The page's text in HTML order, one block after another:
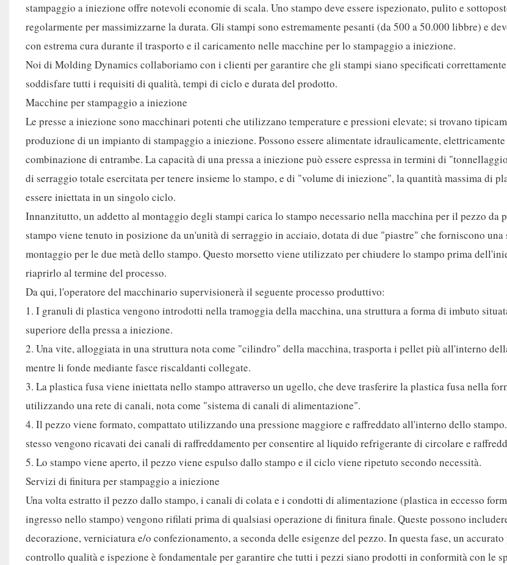
stampaggio a iniezione offre notevoli economie di scala. Uno stampo deve essere ispezionato, pulito e
regolarmente per massimizzarne la durata. Gli stampi sono estremamente pesanti (da 500 a 50.000 libbre) e
con estrema cura durante il trasporto e il caricamento nelle macchine per lo stampaggio a iniezione.
Noi di Molding Dynamics collaboriamo con i clienti per garantire che gli stampi siano specificati
soddisfare tutti i requisiti di qualità, tempi di ciclo e durata del prodotto.
Macchine per stampaggio a iniezione
Le presse a iniezione sono macchinari potenti che utilizzano temperature e pressioni elevate; si trovano
produzione di un impianto di stampaggio a iniezione. Possono essere alimentate idraulicamente,
combinazione di entrambe. La capacità di una pressa a iniezione può essere espressa in termini di
di serraggio totale esercitata per tenere insieme lo stampo, e di "volume di iniezione", la quantità massima di
essere iniettata in un singolo ciclo.
Innanzitutto, un addetto al montaggio degli stampi carica lo stampo necessario nella macchina per il pezzo da
stampo viene tenuto in posizione da un'unità di serraggio in acciaio, dotata di due "piastre" che forniscono una
montaggio per le due metà dello stampo. Questo morsetto viene utilizzato per chiudere lo stampo prima
riaprirlo al termine del processo.
Da qui, l'operatore del macchinario supervisionerà il seguente processo produttivo:
1. I granuli di plastica vengono introdotti nella tramoggia della macchina, una struttura a forma di imbuto
superiore della pressa a iniezione.
2. Una vite, alloggiata in una struttura nota come "cilindro" della macchina, trasporta i pellet più all'interno
mentre li fonde mediante fasce riscaldanti collegate.
3. La plastica fusa viene iniettata nello stampo attraverso un ugello, che deve trasferire la plastica fusa nella
utilizzando una rete di canali, nota come "sistema di canali di alimentazione".
4. Il pezzo viene formato, compattato utilizzando una pressione maggiore e raffreddato all'interno dello
stesso vengono ricavati dei canali di raffreddamento per consentire al liquido refrigerante di circolare e
5. Lo stampo viene aperto, il pezzo viene espulso dallo stampo e il ciclo viene ripetuto secondo necessità.
Servizi di finitura per stampaggio a iniezione
Una volta estratto il pezzo dallo stampo, i canali di colata e i condotti di alimentazione (plastica in eccesso
ingresso nello stampo) vengono rifilati prima di qualsiasi operazione di finitura finale. Queste possono
decorazione, verniciatura e/o confezionamento, a seconda delle esigenze del pezzo. In questa fase, un accurato
controllo qualità e ispezione è fondamentale per garantire che tutti i pezzi siano prodotti in conformità con le